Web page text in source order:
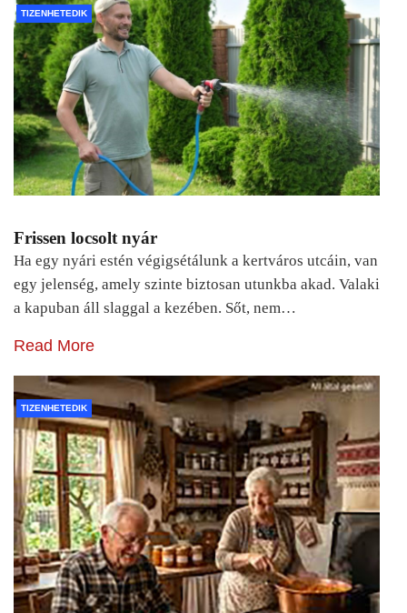
TIZENHETEDIK
Frissen locsolt nyár
Ha egy nyári estén végigsétálunk a kertváros utcáin, van
egy jelenség, amely szinte biztosan utunkba akad. Valaki
a kapuban áll slaggal a kezében. Sőt, nem…
Read More
TIZENHETEDIK